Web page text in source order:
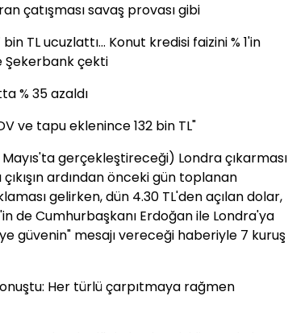
çatışması savaş provası gibi
TL ucuzlattı... Konut kredisi faizini % 1'in
Şekerbank çekti
% 35 azaldı
ve tapu eklenince 132 bin TL"
gerçekleştireceği) Londra çıkarması
çıkışın ardından önceki gün toplanan
gelirken, dün 4.30 TL'den açılan dolar,
de Cumhurbaşkanı Erdoğan ile Londra'ya
güvenin" mesajı vereceği haberiyle 7 kuruş
Her türlü çarpıtmaya rağmen